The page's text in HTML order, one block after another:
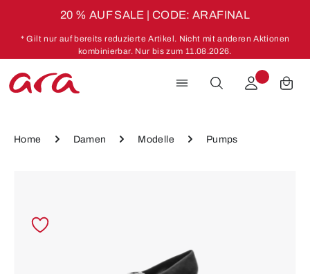
20 % AUF SALE | CODE: ARAFINAL
* Gilt nur auf bereits reduzierte Artikel. Nicht mit anderen Aktionen
kombinierbar. Nur bis zum 11.08.2026.
Home Damen Modelle Pumps